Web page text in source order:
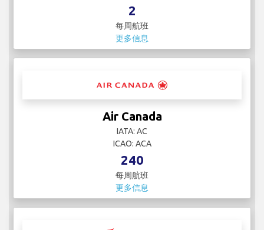
2
每周航班
更多信息
Air Canada
IATA: AC
ICAO: ACA
240
每周航班
更多信息